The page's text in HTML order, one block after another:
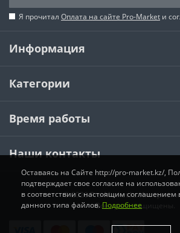
Я прочитал Оплата на сайте Pro-Market и
Информация
Категории
Время работы
Наши контакты
© 2026 Pro-Market.kz Интернет
Все права защищены.
Оставаясь на Сайте http://pro-market.kz/,
подтверждает свое согласие на
в соответствии с настоящим
данного типа файлов. Подробнее